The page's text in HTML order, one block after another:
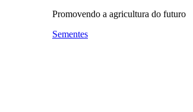
Promovendo a agricultura do futuro
Sementes